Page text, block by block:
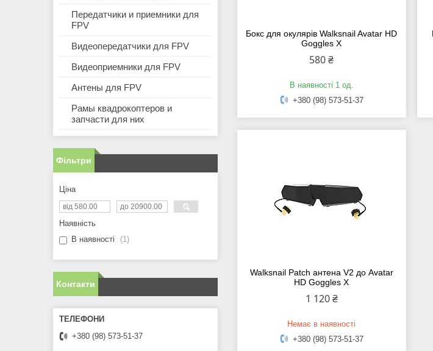
Бокс для окулярів Walksnail Avatar HD
Goggles X
580 ₴
В наявності 1 од.
+380 (98) 573-51-37
Walksnail Patch антена V2 до Avatar
HD Goggles X
1 120 ₴
Немає в наявності
+380 (98) 573-51-37
Передатчики и приемники для
FPV
Видеопередатчики для FPV
Видеоприемники для FPV
Антены для FPV
Рамы квадрокоптеров и
запчасти для них
Фільтри
Ціна
Наявність
В наявності
1
Контакти
+380 (98) 573-51-37